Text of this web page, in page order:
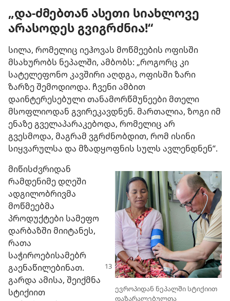
„და-ძმებთან ასეთი სიახლოვე
არასოდეს გვიგრძნია!“
სილა, რომელიც იეჰოვას მოწმეების ოფისში
მსახურობს ნეპალში, ამბობს: „როგორც კი
სატელეფონო კავშირი აღდგა, ოფისში ზარი
ზარზე შემოდიოდა. ჩვენი ამბით
დაინტერესებული თანამორწმუნეები მთელი
მსოფლიოდან გვირეკავდნენ. მართალია, ზოგი იმ
ენაზე გველაპარაკებოდა, რომელიც არ
გვესმოდა, მაგრამ ვგრძნობდით, რომ ისინი
სიყვარულსა და მზადყოფნის სულს ავლენდნენ“.
ევროპიდან ნეპალში სტიქიით
დაზარალებულთა
მიწისძვრიდან
რამდენიმე დღეში
ადგილობრივმა
მოწმეებმა
პროდუქტები სამეფო
დარბაზში მიიტანეს,
რათა
საჭიროებისამებრ
გაენაწილებინათ.
გარდა ამისა, შეიქმნა
სტიქიით